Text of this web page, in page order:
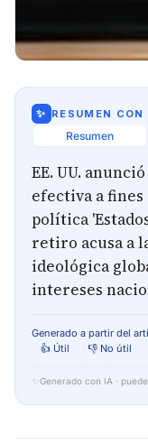
✨ RESUMEN CON
Resumen
EE. UU.
efectiva a fines
política
retiro acusa a
ideológica
intereses
Generado a partir del
👍 Útil
👎 No útil
✨ Generado con IA ·